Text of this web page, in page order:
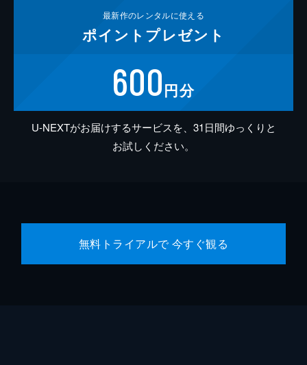
最新作のレンタルに使える
ポイント プレゼント
600円分
U-NEXTがお届けするサービスを、31日間ゆっくりと
お試しください。
無料トライアルで 今すぐ観る